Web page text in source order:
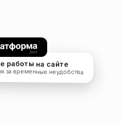
работы на сайте
за временные неудобства